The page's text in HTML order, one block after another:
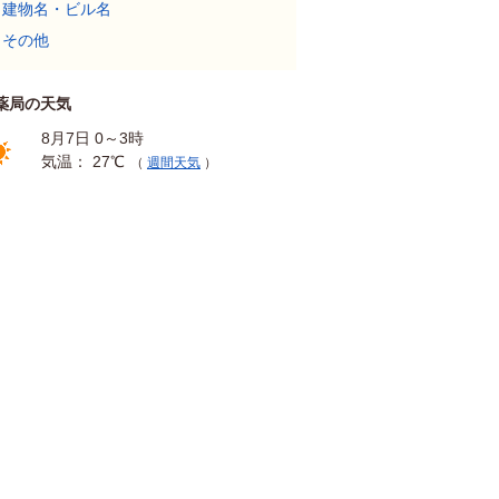
建物名・ビル名
その他
局の天気
8月7日 0～3時
気温： 27℃
（ 週間天気 ）